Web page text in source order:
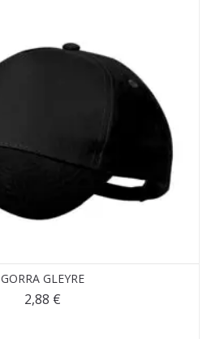
GORRA GLEYRE
2,88 €